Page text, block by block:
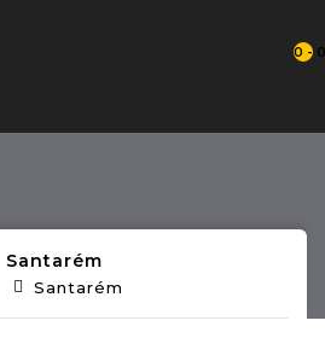
0 -
Santarém
Santarém